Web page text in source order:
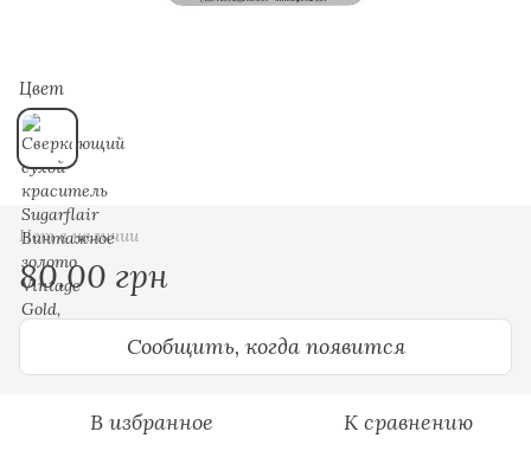
Цвет
Нет в наличии
80.00 грн
Сообщить, когда появится
В избранное К сравнению